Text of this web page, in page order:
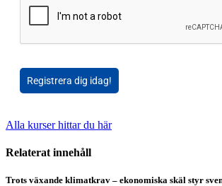
Registrera dig idag!
Alla kurser hittar du här
Relaterat innehåll
Trots växande klimatkrav – ekonomiska skäl styr